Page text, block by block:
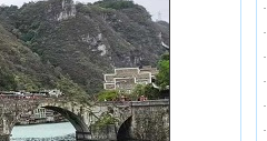
·
·
·
·
·
·